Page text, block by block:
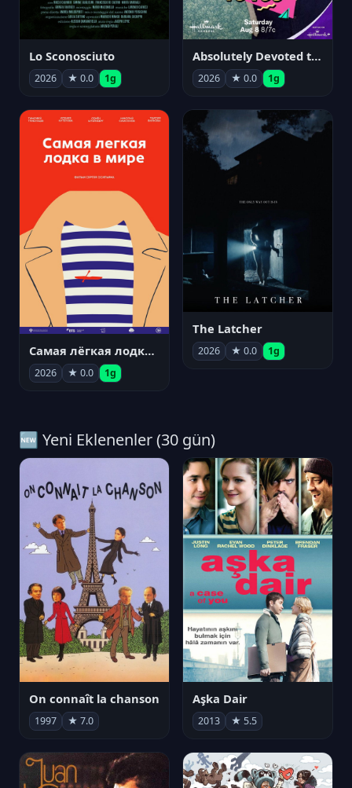
Lo Sconosciuto
2026 ★ 0.0 1g
Absolutely Devoted to You
2026 ★ 0.0 1g
Самая лёгкая лодка в мире
2026 ★ 0.0 1g
The Latcher
2026 ★ 0.0 1g
🆕 Yeni Eklenenler (30 gün)
On connaît la chanson
1997 ★ 7.0
Aşka Dair
2013 ★ 5.5